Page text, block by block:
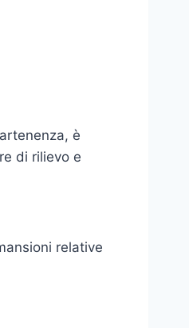
è
di rilievo e
relative